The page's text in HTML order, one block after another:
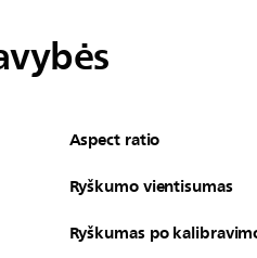
Aspect ratio
Ryškumo vientisumas
Ryškumas po